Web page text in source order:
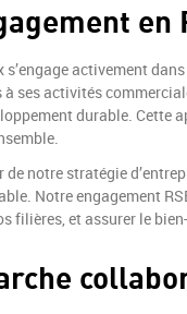
en
s’engage activement
ses activités
durable. Cette
de notre stratégie
Notre engagement
filières, et assurer le